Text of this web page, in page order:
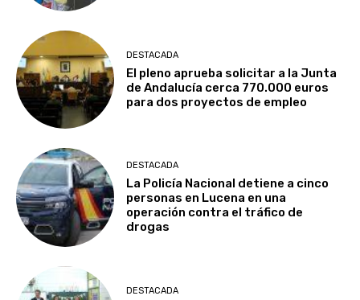
DESTACADA
El pleno aprueba solicitar a la Junta
de Andalucía cerca 770.000 euros
para dos proyectos de empleo
DESTACADA
La Policía Nacional detiene a cinco
personas en Lucena en una
operación contra el tráfico de
drogas
DESTACADA